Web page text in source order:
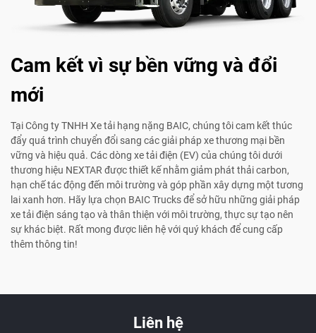
Cam kết vì sự bền vững và đổi
mới
Tại Công ty TNHH Xe tải hạng nặng BAIC, chúng tôi cam kết thúc
đẩy quá trình chuyển đổi sang các giải pháp xe thương mại bền
vững và hiệu quả. Các dòng xe tải điện (EV) của chúng tôi dưới
thương hiệu NEXTAR được thiết kế nhằm giảm phát thải carbon,
hạn chế tác động đến môi trường và góp phần xây dựng một tương
lai xanh hơn. Hãy lựa chọn BAIC Trucks để sở hữu những giải pháp
xe tải điện sáng tạo và thân thiện với môi trường, thực sự tạo nên
sự khác biệt. Rất mong được liên hệ với quý khách để cung cấp
thêm thông tin!
Liên hệ